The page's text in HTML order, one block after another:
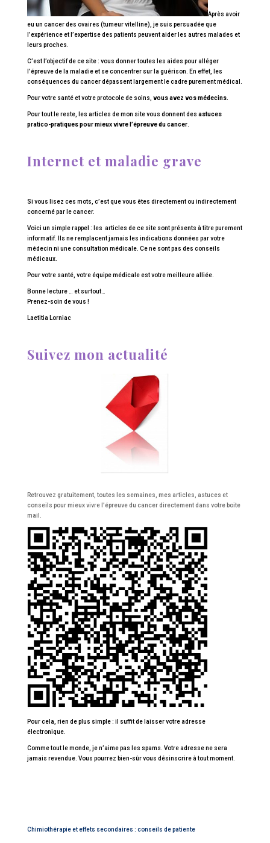
Après avoir
eu un cancer des ovaires (tumeur vitelline), je suis persuadée que
l’expérience et l’expertise des patients peuvent aider les autres malades et
leurs proches.
C’est l’objectif de ce site : vous donner toutes les aides pour alléger
l’épreuve de la maladie et se concentrer sur la guérison. En effet, les
conséquences du cancer dépassent largement le cadre purement médical.
Pour votre santé et votre protocole de soins, vous avez vos médecins.
Pour tout le reste, les articles de mon site vous donnent des astuces
pratico-pratiques pour mieux vivre l’épreuve du cancer.
Internet et maladie grave
Si vous lisez ces mots, c’est que vous êtes directement ou indirectement
concerné par le cancer.
Voici un simple rappel : les articles de ce site sont présents à titre purement
informatif. Ils ne remplacent jamais les indications données par votre
médecin ni une consultation médicale. Ce ne sont pas des conseils
médicaux.
Pour votre santé, votre équipe médicale est votre meilleure alliée.
Bonne lecture … et surtout…
Prenez-soin de vous !
Laetitia Lorniac
Suivez mon actualité
Retrouvez gratuitement, toutes les semaines, mes articles, astuces et
conseils pour mieux vivre l’épreuve du cancer directement dans votre boite
mail.
Pour cela, rien de plus simple : il suffit de laisser votre adresse
électronique.
Comme tout le monde, je n’aime pas les spams. Votre adresse ne sera
jamais revendue. Vous pourrez bien-sûr vous désinscrire à tout moment.
Chimiothérapie et effets secondaires : conseils de patiente